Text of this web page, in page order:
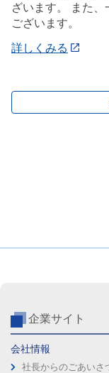
ざいます。 また
ございます。
詳しくみる
企業サイト
会社情報
社長からのごあいさ